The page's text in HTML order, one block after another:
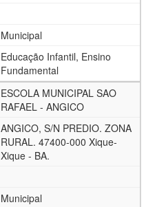
Municipal
Educação Infantil, Ensino
Fundamental
ESCOLA MUNICIPAL SAO
RAFAEL - ANGICO
ANGICO, S/N PREDIO. ZONA
RURAL. 47400-000 Xique-
Xique - BA.
Municipal